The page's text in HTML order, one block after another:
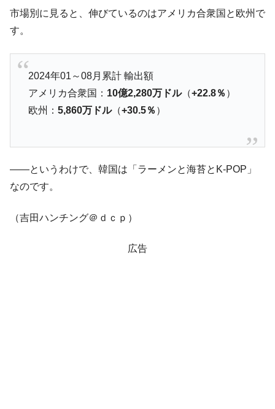
『Money1』 韓国で猛暑。南東部では干ばつ
『Money1』
「KDDX」1番艦、2032年竣工と公示
『Money1』
【対日本円】ウォン安が急進！ 日米の協調
『Money1』
韓国政府『BYD』車への補助金を全廃 ⇒ 実
は韓国で『BYD』車は売れている。6カ月で対前年同期比
く空港に詰めかけ「出て行け！」「極右勢力」のプラカー
ータセンター整備」⇒ だから無理だってば。
市場別に見ると、伸びているのはアメリカ合衆国と欧州で
す。
2024年01～08月累計 輸出額
アメリカ合衆国： 10億2,280万ドル（+22.8％ ）
欧州： 5,860万ドル（+30.5％ ）
――というわけで、韓国は「ラーメンと海苔とK-POP」
なのです。
（吉田ハンチング＠ｄｃｐ）
広告